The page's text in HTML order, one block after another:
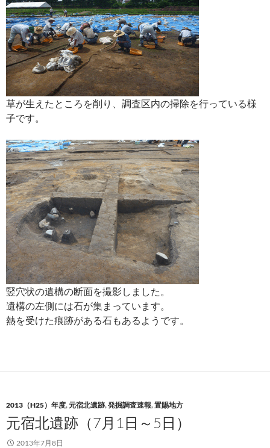
草が生えたところを削り、調査区内の掃除を行っている様
子です。
竪穴状の遺構の断面を撮影しました。
遺構の左側には石が集まっています。
熱を受けた痕跡がある石もあるようです。
2013（H25）年度,元宿北遺跡,発掘調査速報,置賜地方
元宿北遺跡（7月1日～5日）
2013年7月8日